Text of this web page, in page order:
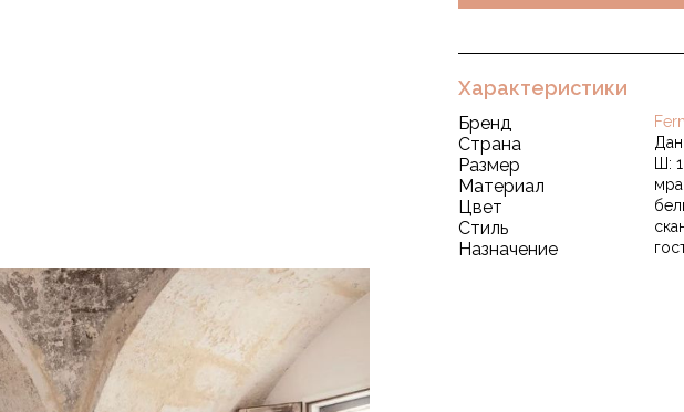
Характеристики
Бренд
Страна
Размер Ш:
Материал
Цвет
Стиль
Назначение